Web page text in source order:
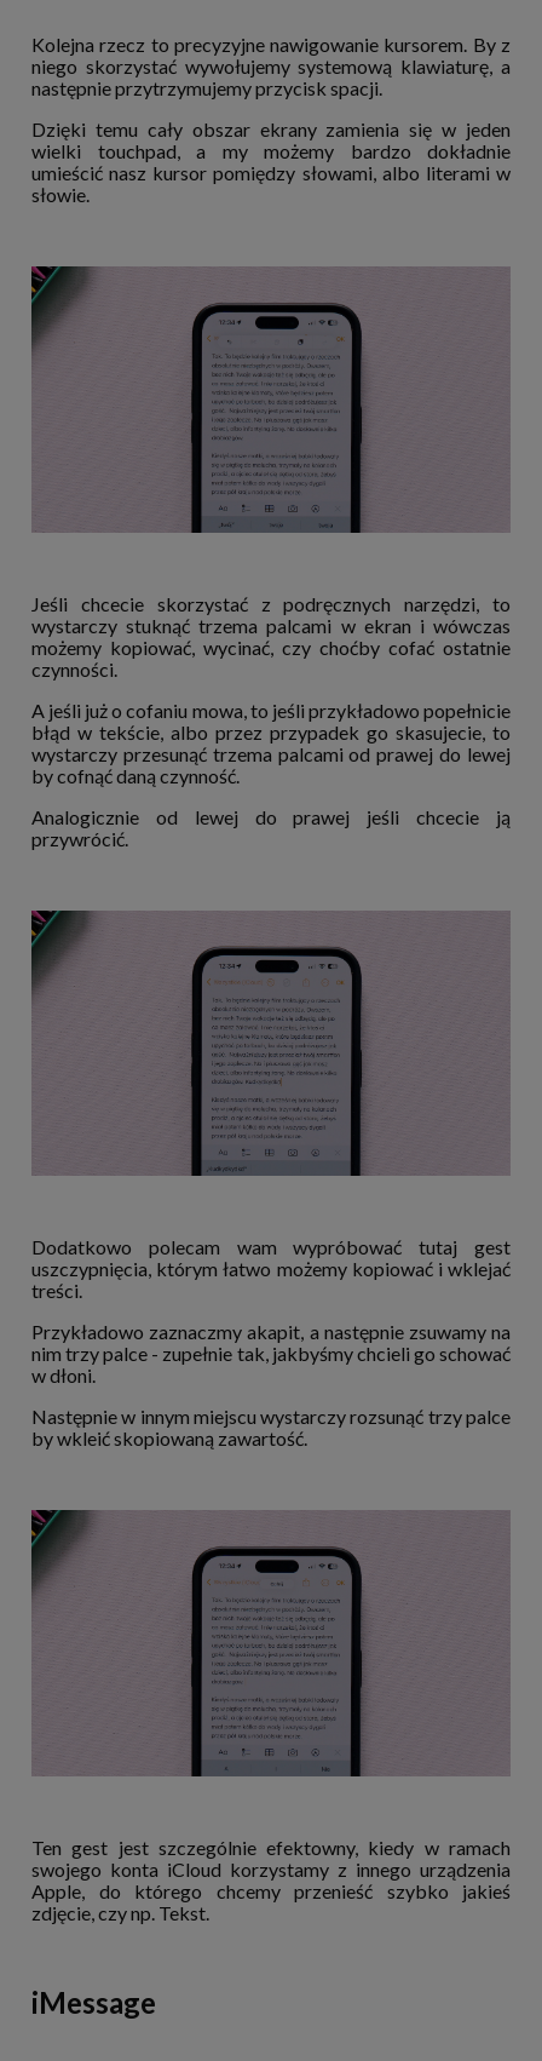
Kolejna rzecz to precyzyjne nawigowanie kursorem. By z
niego skorzystać wywołujemy systemową klawiaturę, a
następnie przytrzymujemy przycisk spacji.
Dzięki temu cały obszar ekrany zamienia się w jeden
wielki touchpad, a my możemy bardzo dokładnie
umieścić nasz kursor pomiędzy słowami, albo literami w
słowie.
Jeśli chcecie skorzystać z podręcznych narzędzi, to
wystarczy stuknąć trzema palcami w ekran i wówczas
możemy kopiować, wycinać, czy choćby cofać ostatnie
czynności.
A jeśli już o cofaniu mowa, to jeśli przykładowo popełnicie
błąd w tekście, albo przez przypadek go skasujecie, to
wystarczy przesunąć trzema palcami od prawej do lewej
by cofnąć daną czynność.
Analogicznie od lewej do prawej jeśli chcecie ją
przywrócić.
Dodatkowo polecam wam wypróbować tutaj gest
uszczypnięcia, którym łatwo możemy kopiować i wklejać
treści.
Przykładowo zaznaczmy akapit, a następnie zsuwamy na
nim trzy palce - zupełnie tak, jakbyśmy chcieli go schować
w dłoni.
Następnie w innym miejscu wystarczy rozsunąć trzy palce
by wkleić skopiowaną zawartość.
Ten gest jest szczególnie efektowny, kiedy w ramach
swojego konta iCloud korzystamy z innego urządzenia
Apple, do którego chcemy przenieść szybko jakieś
zdjęcie, czy np. Tekst.
iMessage